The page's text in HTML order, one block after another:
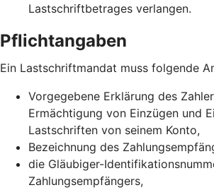
Lastschriftbetrages verlangen.
Pflichtangaben
Ein Lastschriftmandat muss folgende
Vorgegebene Erklärung des
Ermächtigung von Einzügen und
Lastschriften von seinem Konto,
Bezeichnung des
die Gläubiger-
Zahlungsempfängers,